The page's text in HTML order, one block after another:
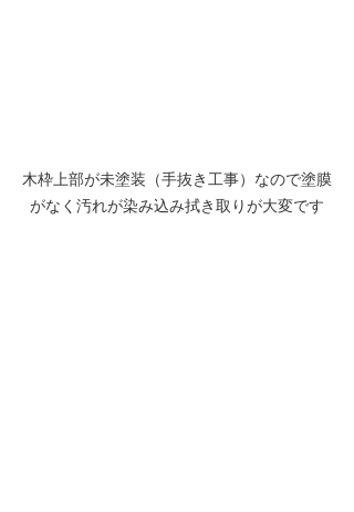
木枠上部が未塗装（手抜き工事）なので塗膜
がなく汚れが染み込み拭き取りが大変です